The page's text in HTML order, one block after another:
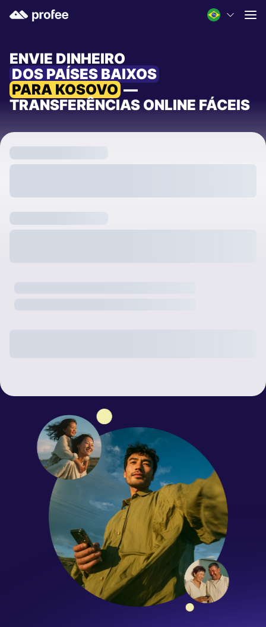
ENVIE DINHEIRO
DOS PAÍSES BAIXOS
PARA KOSOVO —
TRANSFERÊNCIAS ONLINE FÁCEIS